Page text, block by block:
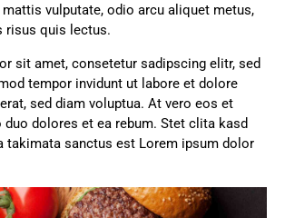
mattis vulputate, odio arcu aliquet metus,
risus quis lectus.
sit amet, consetetur sadipscing elitr, sed
tempor invidunt ut labore et dolore
sed diam voluptua. At vero eos et
dolores et ea rebum. Stet clita kasd
takimata sanctus est Lorem ipsum dolor